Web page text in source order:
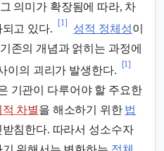
의미가 확장됨에 따라, 차
고 있다.
[1]
성적 정체성이
존의 개념과 얽히는 과정에
이의 괴리가 발생한다.
[1]
기관이 다루어야 할 주요한
차별을 해소하기 위한 법
침한다. 따라서 성소수자